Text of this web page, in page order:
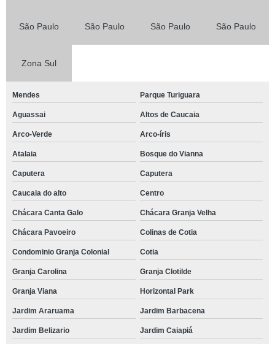
São Paulo São Paulo São Paulo São Paulo
Zona Sul
Mendes Parque Turiguara
Aguassai Altos de Caucaia
Arco-Verde Arco-íris
Atalaia Bosque do Vianna
Caputera Caputera
Caucaia do alto Centro
Chácara Canta Galo Chácara Granja Velha
Chácara Pavoeiro Colinas de Cotia
Condominio Granja Colonial Cotia
Granja Carolina Granja Clotilde
Granja Viana Horizontal Park
Jardim Araruama Jardim Barbacena
Jardim Belizario Jardim Caiapiá